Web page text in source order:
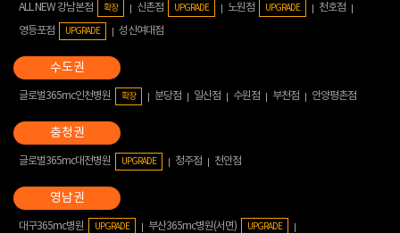
ALL NEW 강남본점 확장 신촌점 UPGRADE 노원점 UPGRADE
천호점
영등포점
UPGRADE 성신여대점
글로벌365mc인천병원 확장 분당점 일산점 수원점 부천점 안양평촌점
글로벌365mc대전병원 UPGRADE 청주점 천안점
대구365mc병원 UPGRADE 부산365mc병원(서면) UPGRADE